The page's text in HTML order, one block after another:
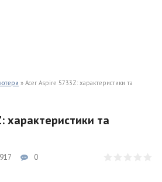
» Acer Aspire 5733Z: характеристики та
характеристики та
917 0